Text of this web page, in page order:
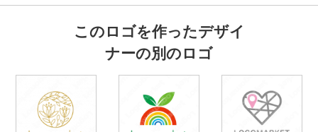
このロゴを作ったデザイ
ナーの別のロゴ